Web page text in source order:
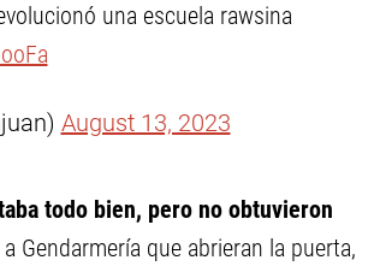
una escuela rawsina
August 13, 2023
todo bien, pero no obtuvieron
Gendarmería que abrieran la puerta,